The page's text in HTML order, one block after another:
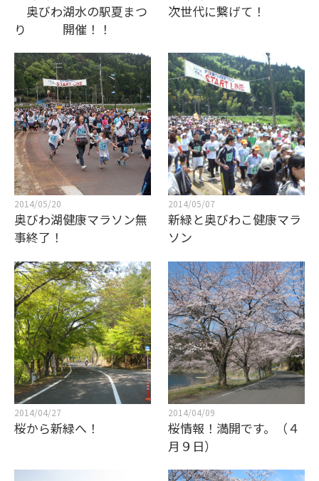
奥びわ湖水の駅夏まつ
り 開催！！
次世代に繋げて！
2014/05/20
奥びわ湖健康マラソン無
事終了！
2014/05/07
新緑と奥びわこ健康マラ
ソン
2014/04/27
桜から新緑へ！
2014/04/09
桜情報！満開です。（４
月９日）